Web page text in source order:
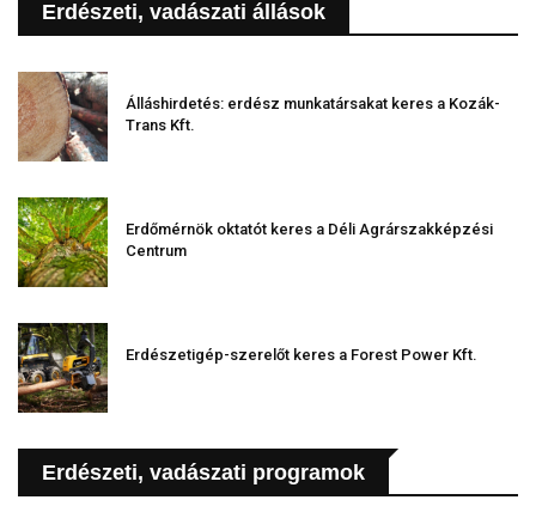
Erdészeti, vadászati állások
Álláshirdetés: erdész munkatársakat keres a Kozák-
Trans Kft.
Erdőmérnök oktatót keres a Déli Agrárszakképzési
Centrum
Erdészetigép-szerelőt keres a Forest Power Kft.
Erdészeti, vadászati programok